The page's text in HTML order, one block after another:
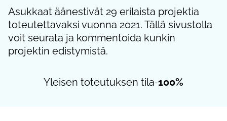
Asukkaat äänestivät 29 erilaista projektia
toteutettavaksi vuonna 2021. Tällä sivustolla
voit seurata ja kommentoida kunkin
projektin edistymistä.
Yleisen toteutuksen tila-100%